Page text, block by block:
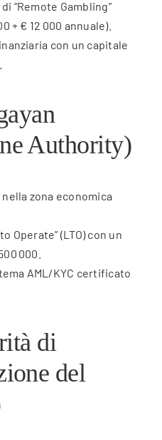
“Remote Gambling”
+ € 12 000 annuale).
con un capitale
Authority)
zona economica
Operate” (LTO) con un
000.
AML/KYC certificato
di
del